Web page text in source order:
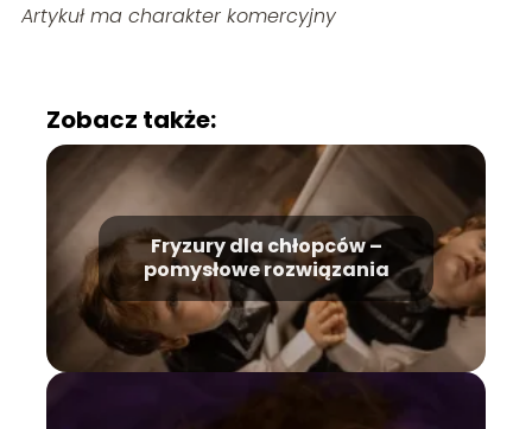
Artykuł ma charakter komercyjny
Zobacz także:
Fryzury dla chłopców –
pomysłowe rozwiązania